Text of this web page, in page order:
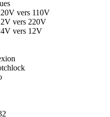
vers 110V
vers 220V
vers 12V